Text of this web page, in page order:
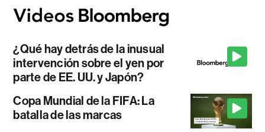
¿Qué hay detrás de la inusual
intervención sobre el yen por
parte de EE. UU. y Japón?
Copa Mundial de la FIFA: La
batalla de las marcas